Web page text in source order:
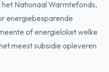
Nationaal Warmtefonds,
energiebesparende
of energieloket welke
meest subsidie opleveren